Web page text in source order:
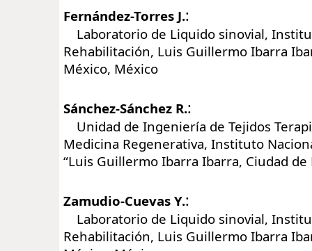
Fernández-Torres J.:
Laboratorio de Liquido sinovial,
Rehabilitación, Luis Guillermo Ibarra
México, México
Sánchez-Sánchez R.:
Unidad de Ingeniería de Tejidos
Medicina Regenerativa, Instituto
“Luis Guillermo Ibarra Ibarra, Ciudad
Zamudio-Cuevas Y.:
Laboratorio de Liquido sinovial,
Rehabilitación, Luis Guillermo Ibarra